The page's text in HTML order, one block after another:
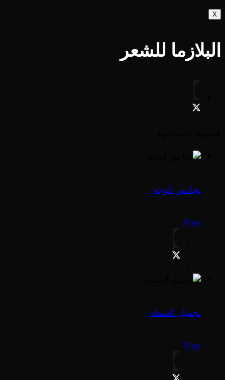
X
البلازما للشعر
تجانس الوجه
Play
تجميل الشفاه
Play